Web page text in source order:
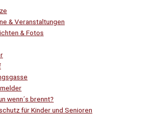
& Veranstaltungen
& Fotos
wenn´s brennt?
für Kinder und Senioren